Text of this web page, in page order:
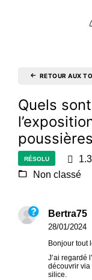
RETOUR AUX
Quels sont les risques dus à
RÉSOLU
Non classé
Bertra75
28/01/2024
Bonjour tout
J’ai regardé
découvrir via
silice.